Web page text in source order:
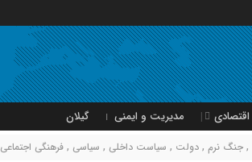
اقتصادی مدیریت و ایمنی گیلان
, جنگ نرم , دولت , سیاست داخلی , سیاسی , فرهنگی اجتماعی